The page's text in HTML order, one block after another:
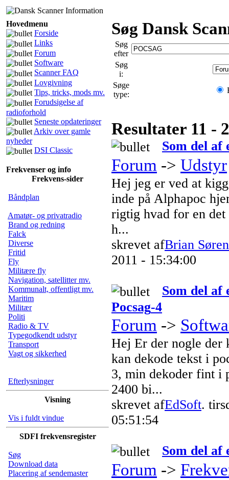
Hovedmenu
Forside
Links
Forum
Software
Scanner FAQ
Lovgivning
Tips, tricks, mods mv.
Forudsigelse af
radioforhold
Seneste opdateringer
Arkiv over gamle
nyheder
DSI Classic
Frekvenser og info
Frekvens-sider
Båndplan
Amatør- og privatradio
Brand og redning
Falck
Diverse
Fritid
Fly
Militære fly
Navigation, satellitter mv.
Kommunalt, offentligt mv.
Maritim
Militær
Politi
Radio & TV
Typegodkendt udstyr
Transport
Vagt og sikkerhed
Efterlysninger
Visning
Vis i fuldt vindue
SDFI frekvensregister
Søg
Download data
Placering af sendemaster
Søg Dansk
Søg
efter
Søg
i:
Søge
type:
Resultater 11 -
Som del af
Forum -> Udstyr
Hej jeg er ved at
inde på Alphapoc
rigtig hvad for en
h...
skrevet afBrian
2011 - 15:34:00
Som del af
Pocsag-4
Forum ->
Hej Er der nogle
kan dekode tekst i
3, min dekoder fint i
2400 bi...
skrevet afEdSoft.
05:51:54
Som del af
Forum ->